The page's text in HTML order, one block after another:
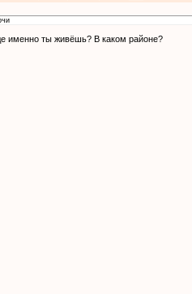
именно ты живёшь? В каком районе?